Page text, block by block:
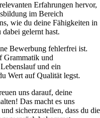
Erfahrungen hervor,
im Bereich
wie du deine Fähigkeiten in
gelernt hast.
Bewerbung fehlerfrei ist.
Grammatik und
und ein
Wert auf Qualität legst.
uns darauf, deine
Das macht es uns
sicherzustellen, dass du die